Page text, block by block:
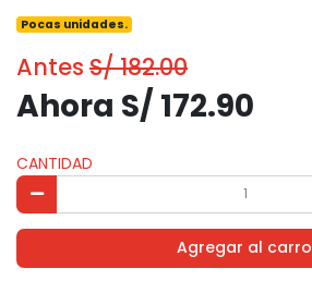
Pocas unidades.
Antes S/ 182.00
Ahora S/ 172.90
CANTIDAD
Agregar al carro